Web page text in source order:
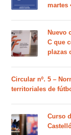
martes
Nuevo
C que
plazas
Circular nº. 5 –
territoriales de
Curso